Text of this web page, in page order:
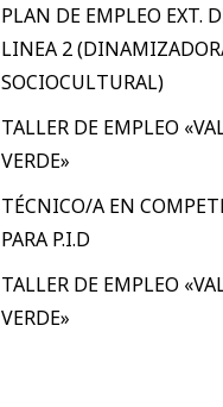
PLAN DE EMPLEO EXT.
LINEA 2
SOCIOCULTURAL)
TALLER DE EMPLEO
VERDE»
TÉCNICO/A EN
PARA P.I.D
TALLER DE EMPLEO
VERDE»